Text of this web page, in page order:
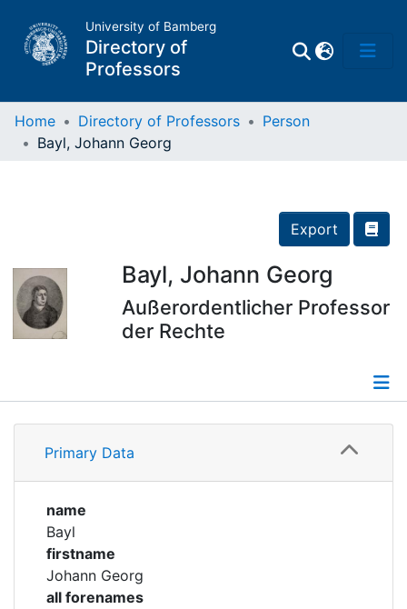
University of Bamberg
Directory of
Professors
Places
Corporations
Historic matricle
Home Directory of Professors
Person
Bayl, Johann Georg
Export
Bayl, Johann Georg
Außerordentlicher Professor
der Rechte
Profile
Primary Data
name
Bayl
firstname
Johann Georg
all forenames